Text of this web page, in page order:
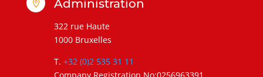
 Administration
322 rue Haute
1000 Bruxelles
T. +32 (0)2 535 31 11